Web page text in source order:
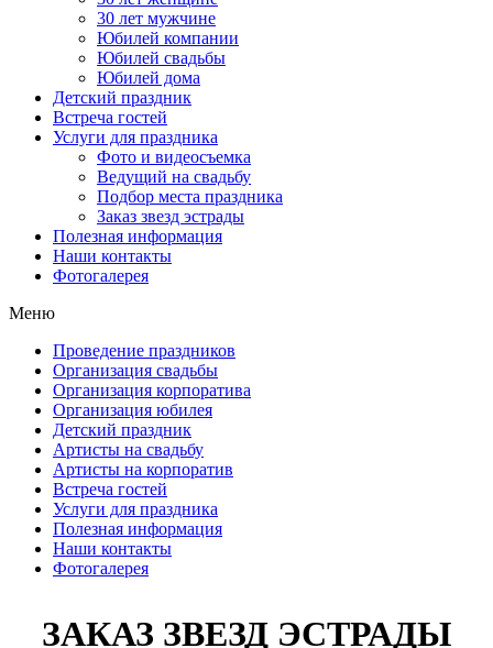
30 лет мужчине
Юбилей компании
Юбилей свадьбы
Юбилей дома
Детский праздник
Встреча гостей
Услуги для праздника
Фото и видеосъемка
Ведущий на свадьбу
Подбор места праздника
Заказ звезд эстрады
Полезная информация
Наши контакты
Фотогалерея
Меню
Проведение праздников
Организация свадьбы
Организация корпоратива
Организация юбилея
Детский праздник
Артисты на свадьбу
Артисты на корпоратив
Встреча гостей
Услуги для праздника
Полезная информация
Наши контакты
Фотогалерея
ЗАКАЗ ЗВЕЗД ЭСТРАДЫ